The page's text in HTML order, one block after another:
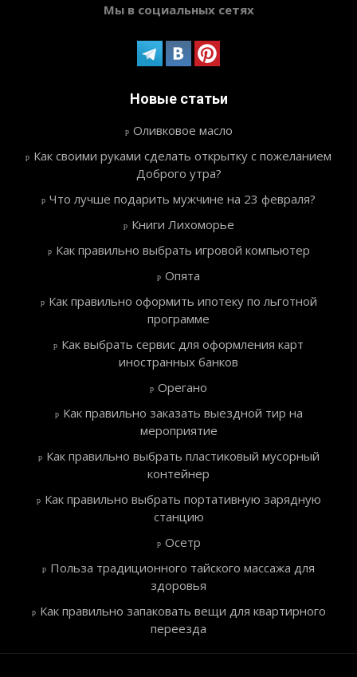
Мы в социальных сетях
Новые статьи
Оливковое масло
Как своими руками сделать открытку с пожеланием
Доброго утра?
Что лучше подарить мужчине на 23 февраля?
Книги Лихоморье
Как правильно выбрать игровой компьютер
Опята
Как правильно оформить ипотеку по льготной
программе
Как выбрать сервис для оформления карт
иностранных банков
Орегано
Как правильно заказать выездной тир на
мероприятие
Как правильно выбрать пластиковый мусорный
контейнер
Как правильно выбрать портативную зарядную
станцию
Осетр
Польза традиционного тайского массажа для
здоровья
Как правильно запаковать вещи для квартирного
переезда